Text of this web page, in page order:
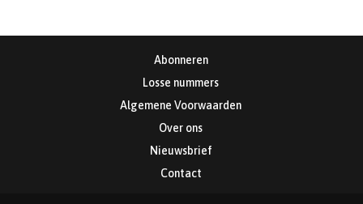
Abonneren
Losse nummers
Algemene Voorwaarden
Over ons
Nieuwsbrief
Contact